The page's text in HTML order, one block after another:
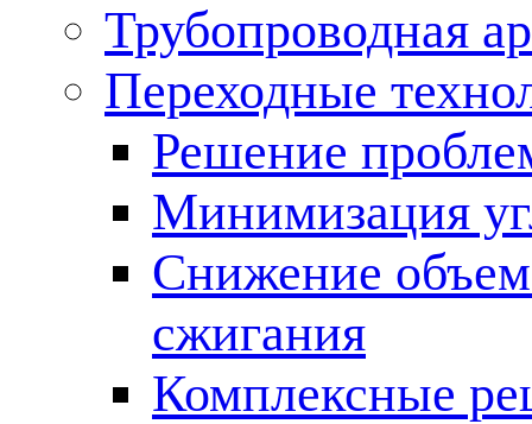
Трубопроводная
Переходные
Решение
Минимизация
Снижение
сжигания
Комплексные